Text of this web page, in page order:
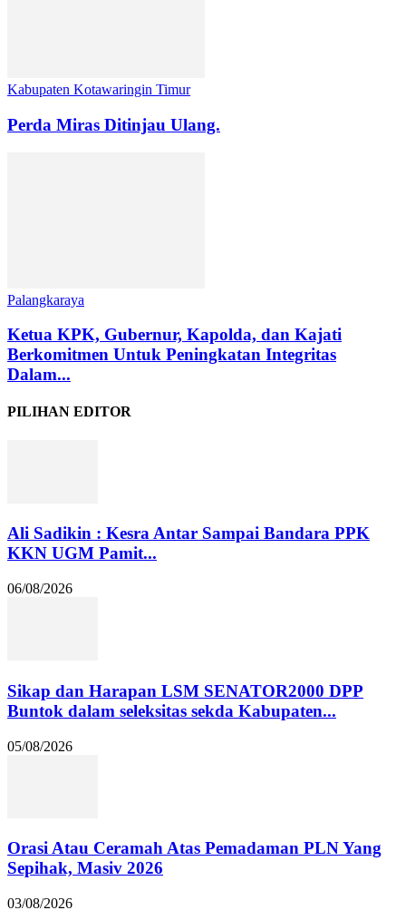
Kabupaten Kotawaringin Timur
Perda Miras Ditinjau Ulang.
Palangkaraya
Ketua KPK, Gubernur, Kapolda, dan Kajati
Berkomitmen Untuk Peningkatan Integritas
Dalam...
PILIHAN EDITOR
Ali Sadikin : Kesra Antar Sampai Bandara PPK
KKN UGM Pamit...
06/08/2026
Sikap dan Harapan LSM SENATOR2000 DPP
Buntok dalam seleksitas sekda Kabupaten...
05/08/2026
Orasi Atau Ceramah Atas Pemadaman PLN Yang
Sepihak, Masiv 2026
03/08/2026